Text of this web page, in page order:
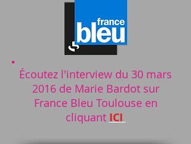
Écoutez l'interview du 30 mars
2016 de Marie Bardot sur
France Bleu Toulouse en
cliquant ICI